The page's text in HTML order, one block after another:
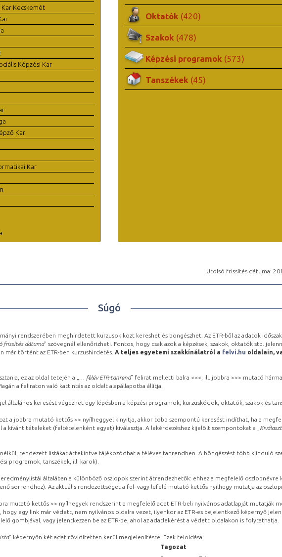
Kar Kecskemét
Képzési Kar
Kar
Kar
Oktatók (420)
Szakok (478)
Képzési programok (573)
Tanszékek (45)
Utolsó frissítés dátuma:
Súgó
rendszerében meghirdetett kurzusok közt kereshet és böngészhet. Az ETR-ből az adatok
frissítés dátuma” szövegnél ellenőrizheti. Fontos, hogy csak azok a képzések, szakok, oktatók stb.
már történt az ETR-ben kurzushirdetés. A teljes egyetemi szakkínálatról a felvi.hu oldalain,
ez az oldal tetején a „ … félév ETR-tanrend” felirat melletti balra <<<, ill. jobbra >>> mutató
a feliraton való kattintás az oldalt alapállapotba állítja.
általános keresést végezhet egy lépésben a képzési programok, kurzuskódok, oktatók, szakok és
a jobbra mutató kettős >> nyílheggyel kinyitja, akkor több szempontú keresést indíthat, ha a
kívánt tételeket (feltételenként egyet) kiválasztja. A lekérdezéshez kijelölt szempontokat a „
nélkül, rendezett listákat áttekintve tájékozódhat a féléves tanrendben. A böngészést több kiinduló
programok, tanszékek, ill. karok).
általában a különböző oszlopok szerint átrendezhetők: ehhez a megfelelő oszlopnévre
sorrendhez). Az aktuális rendezettséget a fel- vagy lefelé mutató kettős nyílhegy mutatja az
mutató kettős >> nyílhegyek rendszerint a megfelelő adat ETR-beli nyilvános adatlapját mutatják
egy link már védett, nem nyilvános oldalra vezet, ilyenkor az ETR-es bejelentkező képernyő
gombjával, vagy jelentkezzen be az ETR-be, ahol az adatlekérést a védett oldalakon is folytathatja.
” képernyőn két adat rövidítetten kerül megjelenítésre. Ezek feloldása:
Tagozat